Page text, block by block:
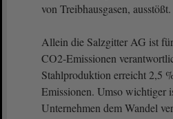
von Treibhausgasen, ausstößt.
Allein die Salzgitter AG ist
CO2-Emissionen
Stahlproduktion erreicht 2,5
Emissionen. Umso wichtiger
Unternehmen dem Wandel